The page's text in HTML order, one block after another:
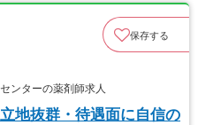
保存する
ンターの薬剤師求人
地抜群・待遇面に自信の